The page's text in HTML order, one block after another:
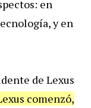
en
y en
de Lexus
comenzó,